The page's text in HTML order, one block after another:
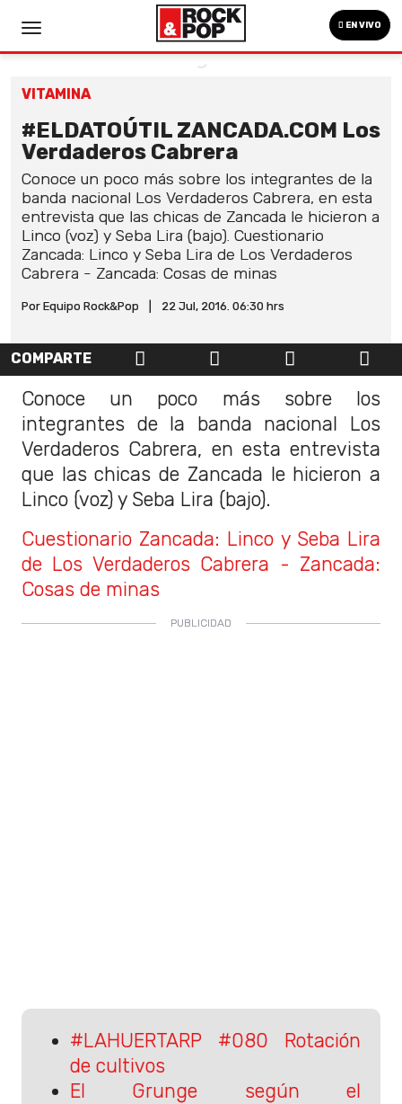
EN VIVO
VITAMINA
#ELDATOÚTIL ZANCADA.COM Los
Verdaderos Cabrera
Conoce un poco más sobre los integrantes de la
banda nacional Los Verdaderos Cabrera, en esta
entrevista que las chicas de Zancada le hicieron a
Linco (voz) y Seba Lira (bajo). Cuestionario
Zancada: Linco y Seba Lira de Los Verdaderos
Cabrera - Zancada: Cosas de minas
Por Equipo Rock&Pop 22 Jul, 2016. 06:30 hrs
COMPARTE
Conoce un poco más sobre los
integrantes de la banda nacional Los
Verdaderos Cabrera, en esta entrevista
que las chicas de Zancada le hicieron a
Linco (voz) y Seba Lira (bajo).
Cuestionario Zancada: Linco y Seba Lira
de Los Verdaderos Cabrera - Zancada:
Cosas de minas
#LAHUERTARP #080 Rotación
de cultivos
El Grunge según el